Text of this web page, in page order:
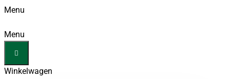
Menu
Menu
Winkelwagen